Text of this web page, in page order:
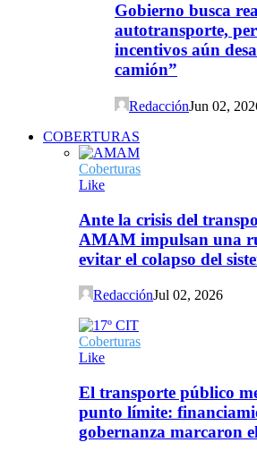
Gobierno busca
autotransporte,
incentivos aún
camión”
RedacciónJun 02,
COBERTURAS
Coberturas
Like
Ante la crisis del
AMAM impulsan una
evitar el colapso del
RedacciónJul 02, 2026
Coberturas
Like
El transporte público
punto límite:
gobernanza marcaron